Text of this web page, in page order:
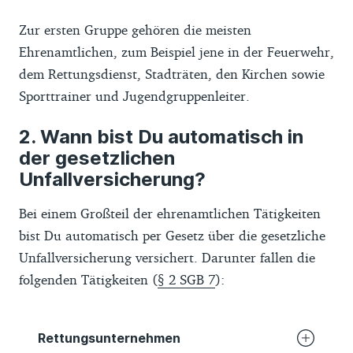
Zur ersten Gruppe gehören die meisten
Ehrenamtlichen, zum Beispiel jene in der Feuerwehr,
dem Rettungsdienst, Stadträten, den Kirchen sowie
Sporttrainer und Jugendgruppenleiter.
Wann bist Du automatisch in
der gesetzlichen
Unfallversicherung?
Bei einem Großteil der ehrenamtlichen Tätigkeiten
bist Du automatisch per Gesetz über die gesetzliche
Unfallversicherung versichert. Darunter fallen die
folgenden Tätigkeiten (§ 2 SGB 7):
Rettungsunternehmen